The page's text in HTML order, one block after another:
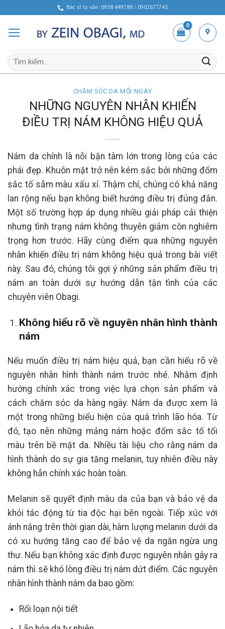
content
Bác sĩ tư vấn: 0938 449788 / 0902677745
Tìm
kiếm:
CHĂM SÓC DA MỖI NGÀY
NHỮNG NGUYÊN NHÂN KHIẾN
ĐIỀU TRỊ NÁM KHÔNG HIỆU QUẢ
Nám da chính là nỗi bận tâm lớn trong lòng của các
phái đẹp. Khuôn mặt trở nên kém sắc bởi những đốm
sắc tố sẫm màu xấu xí. Thậm chí, chúng có khả năng
lan rộng nếu bạn không biết hướng điều trị đúng đắn.
Một số trường hợp áp dụng nhiều giải pháp cải thiện
nhưng tình trạng nám không thuyên giảm còn nghiêm
trọng hơn trước. Hãy cùng điểm qua những nguyên
nhân khiến điều trị nám không hiệu quả trong bài viết
này. Sau đó, chúng tôi gợi ý những sản phẩm điều trị
nám an toàn dưới sự hướng dẫn tận tình của các
chuyên viên Obagi.
Không hiểu rõ về nguyên nhân hình thành
nám
Nếu muốn điều trị nám hiệu quả, bạn cần hiểu rõ về
nguyên nhân hình thành nám trước nhé. Nhằm định
hướng chính xác trong việc lựa chọn sản phẩm và
cách chăm sóc da hàng ngày. Nám da được xem là
một trong những biểu hiện của quá trình lão hóa. Từ
đó, tạo nên những mảng nám hoặc đốm sắc tố tối
màu trên bề mặt da. Nhiều tài liệu cho rằng nám da
hình thành do sự gia tăng melanin, tuy nhiên điều này
không hẳn chính xác hoàn toàn.
Melanin sẽ quyết định màu da của bạn và bảo vệ da
khỏi tác động từ tia độc hại bên ngoài. Tiếp xúc với
ánh nắng trên thời gian dài, hàm lượng melanin dưới da
có xu hướng tăng cao để bảo vệ da ngăn ngừa ung
thư. Nếu bạn không xác định được nguyên nhân gây ra
nám thì sẽ khó lòng điều trị nám dứt điểm. Các nguyên
nhân hình thành nám da bao gồm:
Rối loạn nội tiết